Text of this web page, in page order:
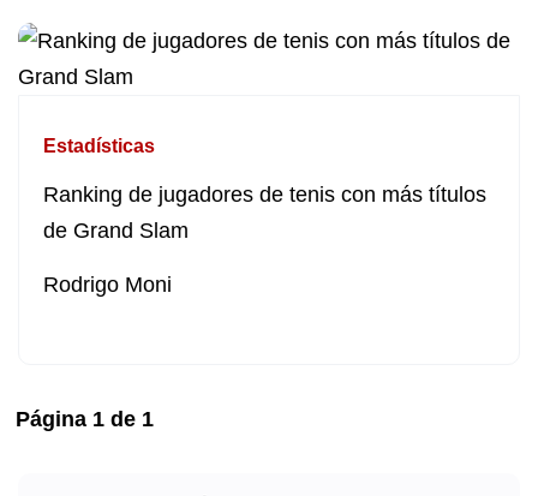
Estadísticas
Ranking de jugadores de tenis con más títulos
de Grand Slam
Rodrigo Moni
Página 1 de 1